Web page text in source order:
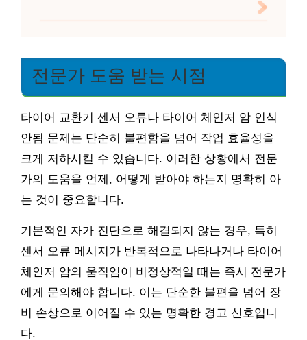
전문가 도움 받는 시점
타이어 교환기 센서 오류나 타이어 체인저 암 인식
안됨 문제는 단순히 불편함을 넘어 작업 효율성을
크게 저하시킬 수 있습니다. 이러한 상황에서 전문
가의 도움을 언제, 어떻게 받아야 하는지 명확히 아
는 것이 중요합니다.
기본적인 자가 진단으로 해결되지 않는 경우, 특히
센서 오류 메시지가 반복적으로 나타나거나 타이어
체인저 암의 움직임이 비정상적일 때는 즉시 전문가
에게 문의해야 합니다. 이는 단순한 불편을 넘어 장
비 손상으로 이어질 수 있는 명확한 경고 신호입니
다.